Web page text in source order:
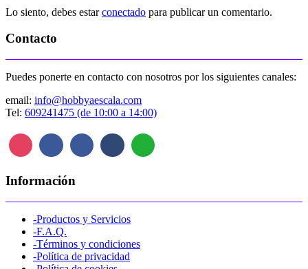
Lo siento, debes estarconectado para publicar un comentario.
Contacto
Puedes ponerte en contacto con nosotros por los siguientes canales:
email: info@hobbyaescala.com
Tel: 609241475 (de 10:00 a 14:00)
Información
-Productos y Servicios
-F.A.Q.
-Términos y condiciones
-Política de privacidad